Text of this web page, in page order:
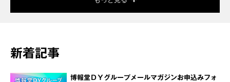
新着記事
博報堂ＤＹグループメールマガジンお申込みフォ